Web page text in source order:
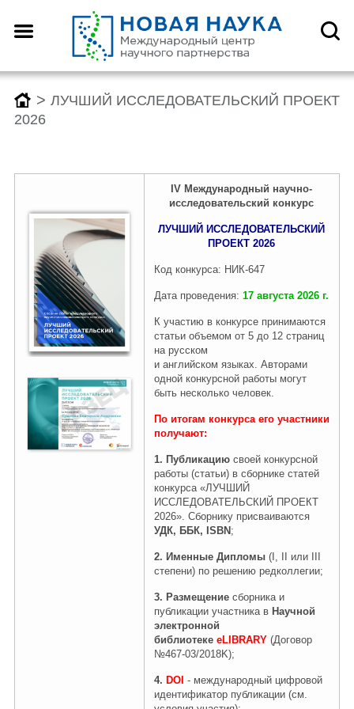
Назад
О центре
Как оформить научную
статью для публикации
Отзывы
Редколлегия
Правовая информация
Назад
Конференции
Заявка (регистрация) на
конференцию
Архив конференций 2026
2025-2019
Назад
Монографии
Заявка на публикацию
монографии
Архив монографий 2026
2025-2019
Назад
Конкурсы
Заявка (регистрация) на
Архив конкурсов 2026
2025-2019
> ЛУЧШИЙ ИССЛЕДОВАТЕЛЬСКИЙ ПРОЕКТ
2026
IV Международный научно-
исследовательский конкурс
ЛУЧШИЙ ИССЛЕДОВАТЕЛЬСКИЙ
ПРОЕКТ 2026
Код конкурса: НИК-647
Дата проведения: 17 августа 2026 г.
К участию в конкурсе принимаются
статьи объемом от 5 до 12 страниц
на русском
и английском языках. Авторами
одной конкурсной работы могут
быть несколько человек.
По итогам конкурса его участники
получают:
1. Публикациюсвоей конкурсной
работы (статьи) в сборнике статей
конкурса «ЛУЧШИЙ
ИССЛЕДОВАТЕЛЬСКИЙ ПРОЕКТ
2026». Сборнику присваиваются
УДК, ББК, ISBN ;
2. Именные Дипломы(I, II или III
степени) по решению редколлегии;
3. Размещениесборника и
публикации участника в Научной
электронной
библиотеке eLIBRARY (Договор
№467-03/2018K);
4. DOI - международный цифровой
идентификатор публикации (см.